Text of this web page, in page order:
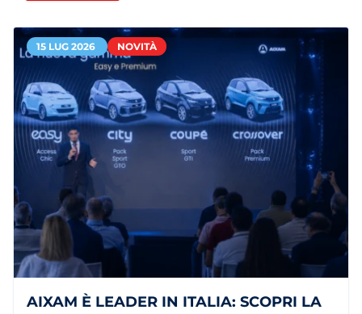
15 LUG 2026 NOVITÀ
AIXAM È LEADER IN ITALIA: SCOPRI LA